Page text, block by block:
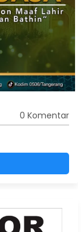
0 Komentar